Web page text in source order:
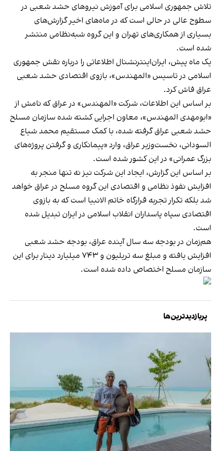
تلاش جمهوری اسلامی برای آموزش نیروهای حشد شعبی در
سطوح عالی در حالی است که در ماه‌های اخیر گزارش‌های
بسیاری از همکاری‌های تهران و این گروه شبه‌نظامی منتشر
شده است.
یک ماه پیش، ایران‌اینترنشنال اطلاعاتی را درباره نقش جمهوری
اسلامی در تاسیس «المهندس»، بازوی اقتصادی حشد شعبی
عراق فاش کرد.
بر اساس این اطلاعات، شرکت «المهندس» در عراق که نامش از
«ابومهدی المهندس»، معاون اجرایی کشته شده سازمان مسلح
حشد شعبی عراق گرفته شده، با کمک مستقیم محمد شیاع
السودانی، نخست‌وزیر عراق، وارد «پیمانکاری و گرفتن پروژه‌های
بزرگ عمرانی» در این کشور شده است.
بر اساس این گزارش، ایجاد این شرکت نیز نه تنها منجر به
افزایش نفوذ نظامی و اقتصادی این گروه مسلح در عراق خواهد
شد بلکه تکرار تجربه قرارگاه خاتم الانبیا است که به بازوی
اقتصادی سپاه پاسداران انقلاب اسلامی در ایران تبدیل شده
است.
هم‌زمان در بودجه سه سال آینده عراق، بودجه حشد شعبی
افزایش یافته و مبلغ سه تریلیون و ۷۴۳ میلیارد دینار برای این
سازمان مسلح اختصاص داده شده است.
پربازدیدترین‌ها